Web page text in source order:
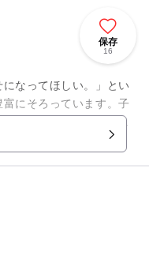
保存
16
になってほしい。」とい
にそろっています。子
り工作の材料などがた